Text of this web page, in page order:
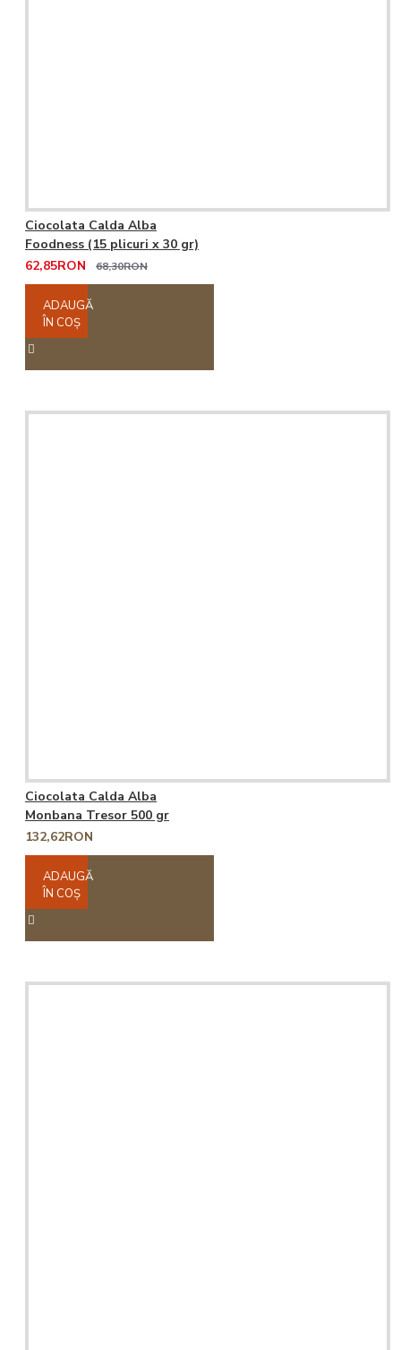
Ciocolata Calda Alba
Foodness (15 plicuri x 30 gr)
62,85RON
68,30RON
ADAUGĂ
ÎN COŞ
Ciocolata Calda Alba
Monbana Tresor 500 gr
132,62RON
ADAUGĂ
ÎN COŞ